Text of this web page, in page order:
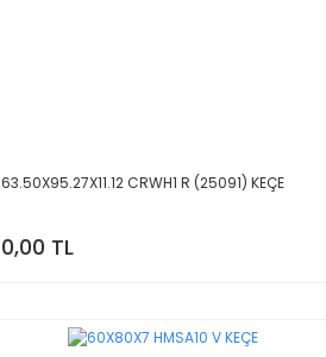
63.50X95.27X11.12 CRWH1 R (25091) KEÇE
0,00 TL